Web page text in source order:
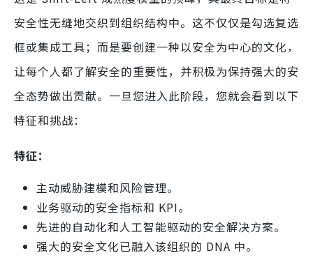
安全性无缝地交织到组织结构中。这不仅仅是勾选复选
框或集成工具；而是要创建一种以安全为中心的文化，
让每个人都了解安全的重要性，并积极为保持强大的安
全态势做出贡献。一旦您进入此阶段，您就会看到以下
特征和挑战：
特征：
主动威胁建模和风险管理。
业务驱动的安全指标和 KPI。
先进的自动化和人工智能驱动的安全解决方案。
强大的安全文化已融入该组织的 DNA 中。